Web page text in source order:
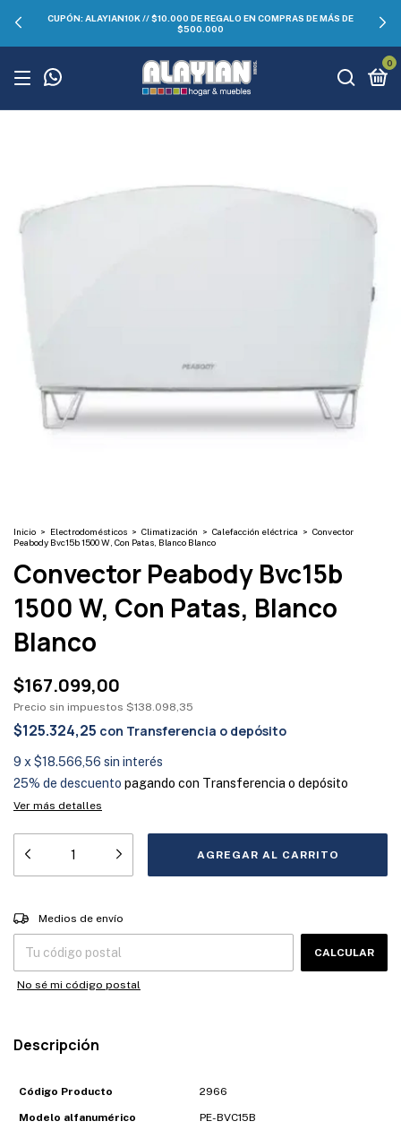
CUPÓN: ALAYIAN10K // $10.000 DE REGALO EN COMPRAS DE MÁS DE
$500.000
0
Inicio > Electrodomésticos > Climatización > Calefacción eléctrica > Convector
Peabody Bvc15b 1500 W, Con Patas, Blanco Blanco
Convector Peabody Bvc15b
1500 W, Con Patas, Blanco
Blanco
$167.099,00
Precio sin impuestos $138.098,35
$125.324,25 con Transferencia o depósito
9 x $18.566,56 sin interés
25% de descuento pagando con Transferencia o depósito
Ver más detalles
Entregas para el CP:
Medios de envío
CALCULAR
No sé mi código postal
Descripción
Código Producto 2966
Modelo alfanumérico PE-BVC15B